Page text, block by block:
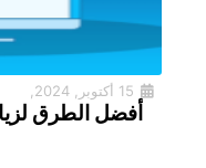
أفضل الطرق